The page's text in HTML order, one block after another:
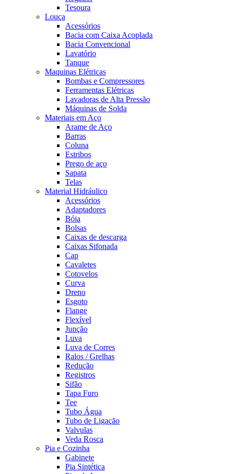
Tesoura
Louça
Acessórios
Bacia com Caixa Acoplada
Bacia Convencional
Lavatório
Tanque
Maquinas Elétricas
Bombas e Compressores
Ferramentas Elétricas
Lavadoras de Alta Pressão
Máquinas de Solda
Materiais em Aço
Arame de Aço
Barras
Coluna
Estribos
Prego de aço
Sapata
Telas
Material Hidráulico
Acessórios
Adaptadores
Bóia
Bolsas
Caixas de descarga
Caixas Sifonada
Cap
Cavaletes
Cotovelos
Curva
Dreno
Esgoto
Flange
Flexível
Junção
Luva
Luva de Corres
Ralos / Grelhas
Redução
Registros
Sifão
Tapa Furo
Tee
Tubo Água
Tubo de Ligação
Valvulas
Veda Rosca
Pia e Cozinha
Gabinete
Pia Sintética